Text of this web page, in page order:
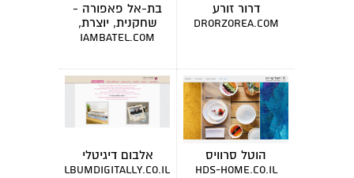
דרור זורע
drorzorea.com
בת-אל פאפורה -
שחקנית, יוצרת,
מרצה
iambatel.com
הוטל סרוויס
hds-home.co.il
אלבום דיגיטלי
albumdigitally.co.il